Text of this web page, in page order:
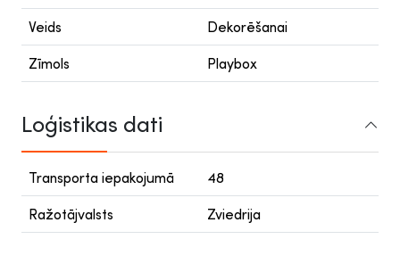
Veids Dekorēšanai
Zīmols Playbox
Loģistikas dati
Transporta iepakojumā 48
Ražotājvalsts Zviedrija